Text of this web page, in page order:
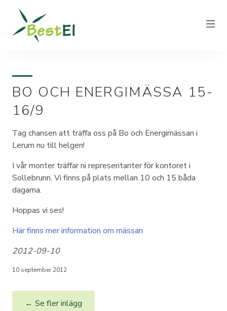
NYHETER
OM OSS
VÅRA ELPRISER
KUNDTJÄNST
PRODUCERA EL
FAKTURAINFORMATION
BO OCH ENERGIMÄSSA 15-
16/9
Tag chansen att träffa oss på Bo och Energimässan i
Lerum nu till helgen!
I vår monter träffar ni representanter för kontoret i
Sollebrunn. Vi finns på plats mellan 10 och 15 båda
dagarna.
Hoppas vi ses!
Här finns mer information om mässan
2012-09-10
10 september 2012
← Se fler inlägg